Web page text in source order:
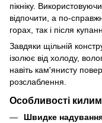
пікніку.
відпочити, а по-
горах, так і після
Завдяки щільній
ізолює від холоду,
навіть кам'янисту
розслаблення.
Особливості
Швидке